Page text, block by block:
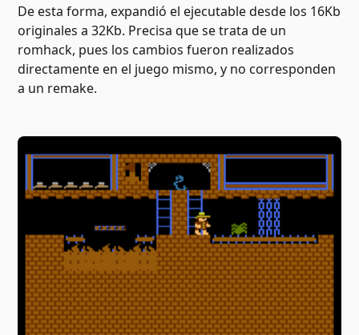
De esta forma, expandió el ejecutable desde los 16Kb
originales a 32Kb. Precisa que se trata de un
romhack, pues los cambios fueron realizados
directamente en el juego mismo, y no corresponden
a un remake.